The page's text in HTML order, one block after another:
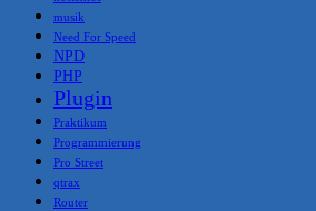
musik
Need For Speed
NPD
PHP
Plugin
Praktikum
Programmierung
Pro Street
qtrax
Router